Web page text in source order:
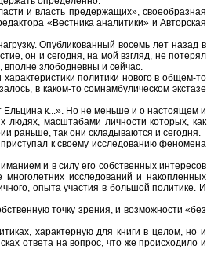
и власть предержащих», своеобразная
«Вестника аналитики» и Авторская
Опубликованный восемь лет назад в
он и сегодня, на мой взгляд, не потерял
вполне злободневны и сейчас.
политики нового в общем-то
в каком-то сомнамбулическом экстазе
Ельцина к...». Но не меньше и о настоящем и
масштабами личности которых, как
раньше, так они складываются и сегодня.
к своему исследованию феномена
и в силу его собственных интересов
исследований и накопленных
опыта участия в большой политике. И
точку зрения, и возможности «без
характерную для книги в целом, но и
ответа на вопрос, что же происходило и